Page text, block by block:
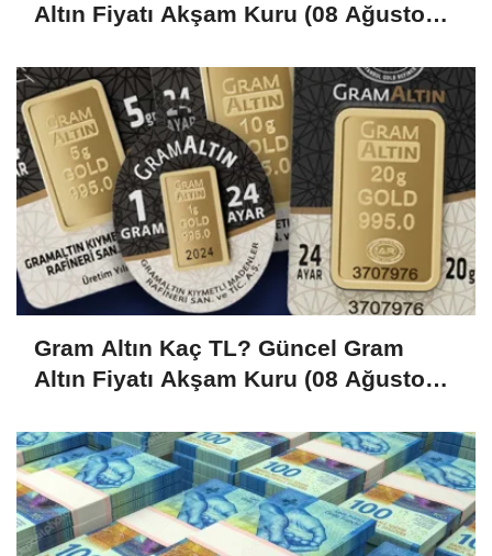
Altın Fiyatı Akşam Kuru (08 Ağustos
Gram Altın Kaç TL? Güncel Gram
Altın Fiyatı Akşam Kuru (08 Ağustos